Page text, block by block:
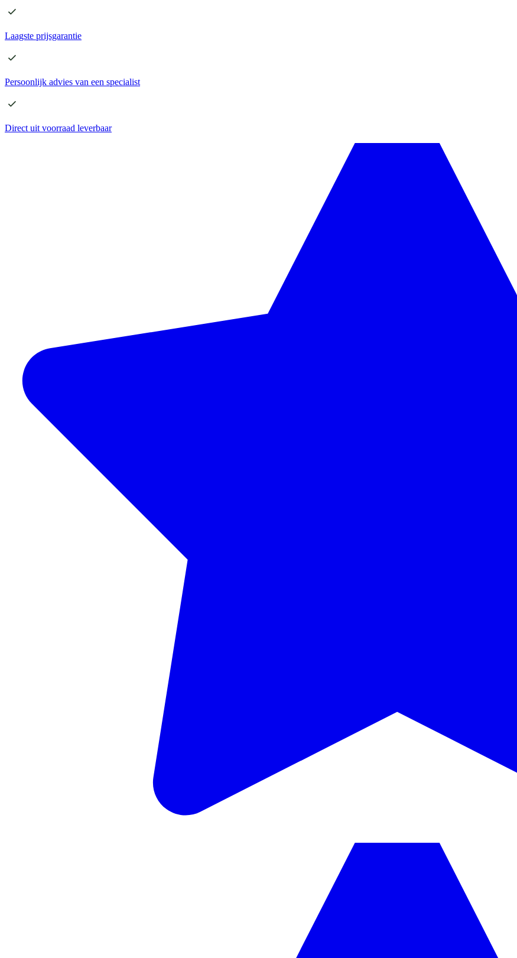
Laagste prijsgarantie
Persoonlijk advies van een specialist
Direct uit voorraad leverbaar